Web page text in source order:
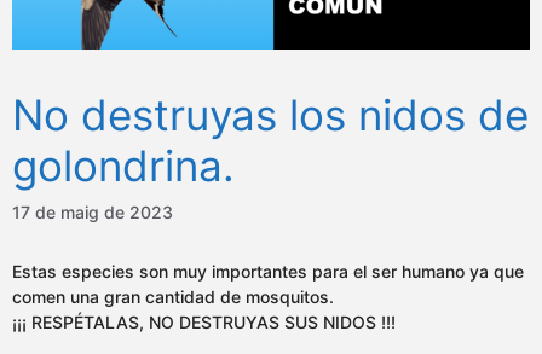
No destruyas los nidos de
golondrina.
17 de maig de 2023
Estas especies son muy importantes para el ser humano ya que
comen una gran cantidad de mosquitos.
¡¡¡ RESPÉTALAS, NO DESTRUYAS SUS NIDOS !!!